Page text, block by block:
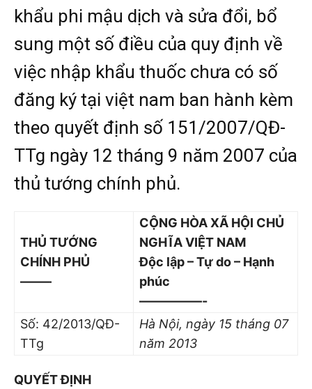
khẩu phi mậu dịch và sửa đổi, bổ
sung một số điều của quy định về
việc nhập khẩu thuốc chưa có số
đăng ký tại việt nam ban hành kèm
theo quyết định số 151/2007/QĐ-
TTg ngày 12 tháng 9 năm 2007 của
thủ tướng chính phủ.
THỦ TƯỚNG
CHÍNH PHỦ
——–
CỘNG HÒA XÃ HỘI CHỦ
NGHĨA VIỆT NAM
Độc lập – Tự do – Hạnh
phúc
—————-
Số: 42/2013/QĐ-
TTg
Hà Nội, ngày 15 tháng 07
năm 2013
QUYẾT ĐỊNH